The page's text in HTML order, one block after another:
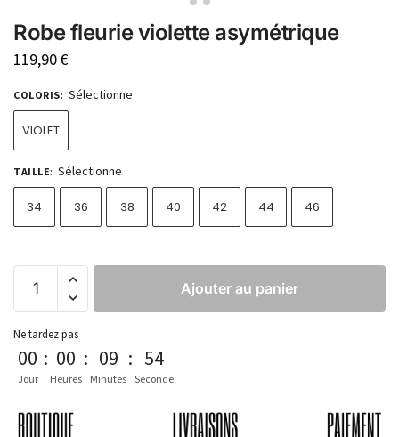
Robe fleurie violette asymétrique
119,90€
COLORIS: Sélectionne
VIOLET
TAILLE: Sélectionne
34 36 38 40 42 44 46
Ajouter au panier
Ne tardez pas
00
Jour
: 00
Heures
: 09
Minutes
: 53
Seconde